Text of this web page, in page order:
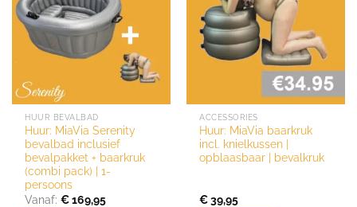
HUUR BEVALBAD
Huur: MiaVia Serenity
bevalbad inclusief
bevalpakket + baarkruk
(combi pack) | 1-
persoons
Vanaf:€169,95
ACCESSORIES
Huur: MiaVia baarkruk
incl. knielkussen |
opblaasbaar | bevalkruk
€39,95